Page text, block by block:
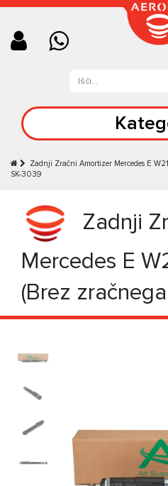
Zadnji Zračni Amortizer Mercedes E
SK-3039
Zadnji
Mercedes E
(Brez